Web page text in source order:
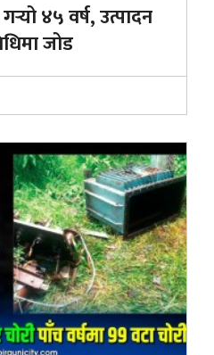
४५ वर्ष, उत्पादन
जोड